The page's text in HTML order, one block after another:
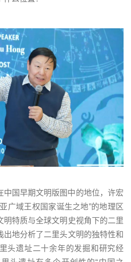
中国早期文明版图中的地位，许宏
广域王权国家诞生之地”的地理区
明特质与全球文明史视角下的二里
出地分析了二里头文明的独特性和
头遗址二十余年的发掘和研究经